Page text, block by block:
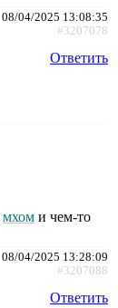
08/04/2025 13:08:35
#3207078
Ответить
мхом и чем-то
08/04/2025 13:28:09
#3207088
Ответить